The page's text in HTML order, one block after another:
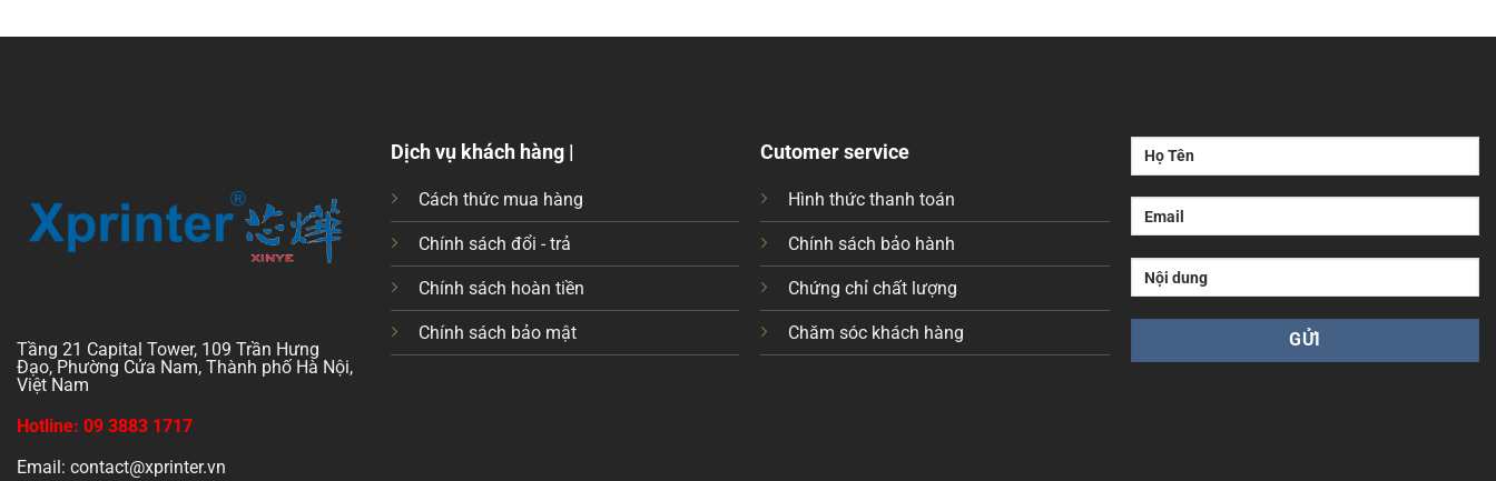
Tầng 21 Capital Tower, 109 Trần Hưng
Đạo, Phường Cửa Nam, Thành phố Hà Nội,
Việt Nam
Hotline: 09 3883 1717
Email: contact@xprinter.vn
Dịch vụ khách hàng |
Cách thức mua hàng
Chính sách đổi - trả
Chính sách hoàn tiền
Chính sách bảo mật
Cutomer service
Hình thức thanh toán
Chính sách bảo hành
Chứng chỉ chất lượng
Chăm sóc khách hàng